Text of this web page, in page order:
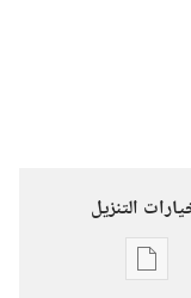
التنزيل
خيارات